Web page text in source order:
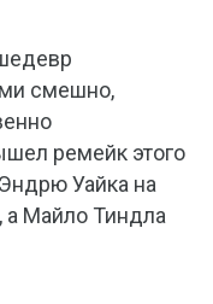
смешно,
ремейк этого
Уайка на
а Майло Тиндла